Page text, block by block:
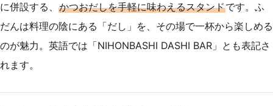
に併設する、 かつおだしを手軽に味わえるスタンドです。ふ
だんは料理の陰にある「だし」を、その場で一杯から楽しめる
のが魅力。英語では「NIHONBASHI DASHI BAR」とも表記さ
れます。